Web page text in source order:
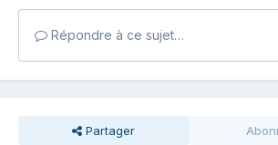
Répondre à ce sujet…
Partager